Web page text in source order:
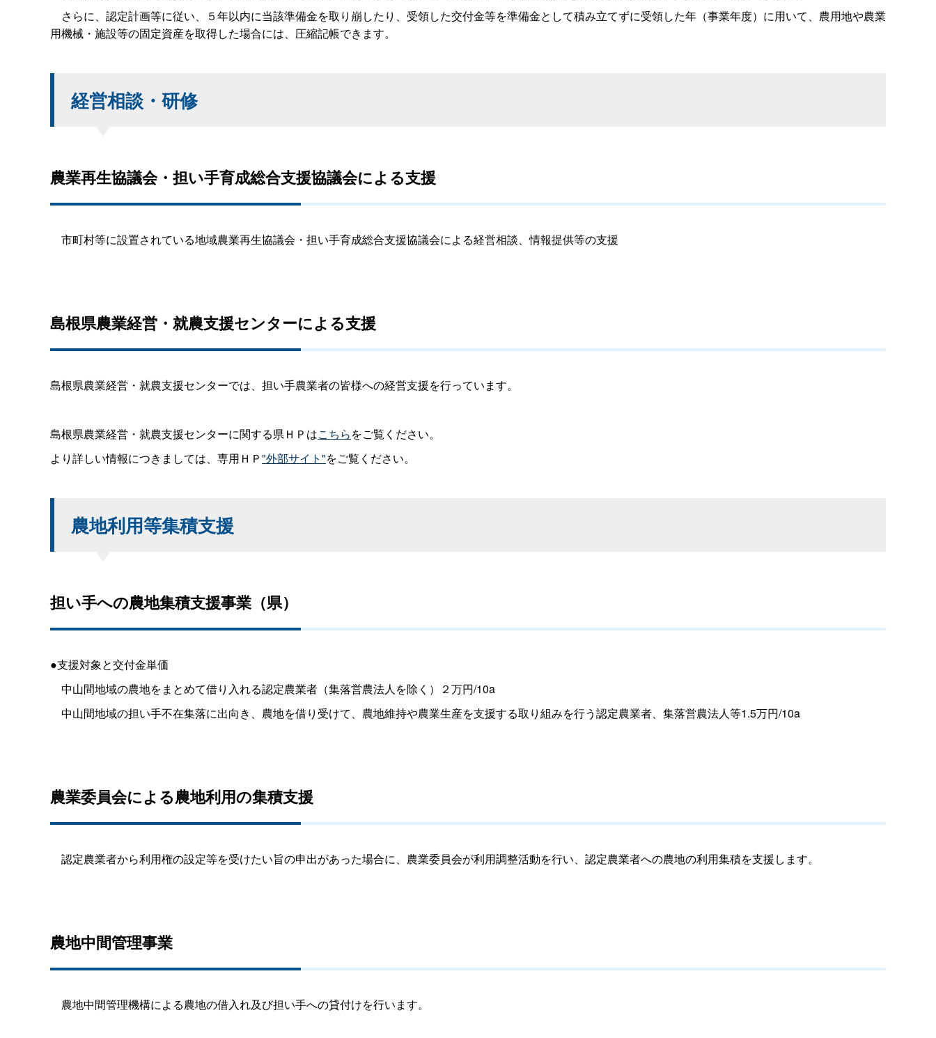
さらに、認定計画等に従い、５年以内に当該準備金を取り崩したり、受領した交付金等を準備金として積み立てずに受領した年（事業年度）に用いて、農用地や農業
用機械・施設等の固定資産を取得した場合には、圧縮記帳できます。
経営相談・研修
農業再生協議会・担い手育成総合支援協議会による支援
市町村等に設置されている地域農業再生協議会・担い手育成総合支援協議会による経営相談、情報提供等の支援
島根県農業経営・就農支援センターによる支援
島根県農業経営・就農支援センターでは、担い手農業者の皆様への経営支援を行っています。
島根県農業経営・就農支援センターに関する県ＨＰはこちらをご覧ください。
より詳しい情報につきましては、専用ＨＰ"外部サイト"をご覧ください。
農地利用等集積支援
担い手への農地集積支援事業（県）
●支援対象と交付金単価
中山間地域の農地をまとめて借り入れる認定農業者（集落営農法人を除く）２万円/10a
中山間地域の担い手不在集落に出向き、農地を借り受けて、農地維持や農業生産を支援する取り組みを行う認定農業者、集落営農法人等1.5万円/10a
農業委員会による農地利用の集積支援
認定農業者から利用権の設定等を受けたい旨の申出があった場合に、農業委員会が利用調整活動を行い、認定農業者への農地の利用集積を支援します。
農地中間管理事業
農地中間管理機構による農地の借入れ及び担い手への貸付けを行います。